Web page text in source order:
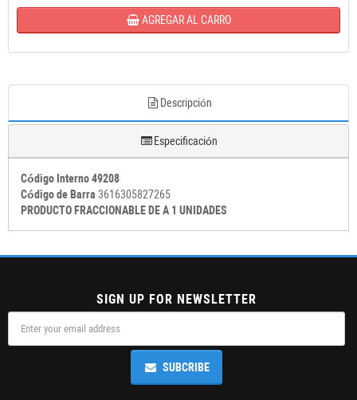
AGREGAR AL CARRO
Descripción
Especificación
Código Interno 49208
Código de Barra 3616305827265
PRODUCTO FRACCIONABLE DE A 1 UNIDADES
SIGN UP FOR NEWSLETTER
SUBCRIBE